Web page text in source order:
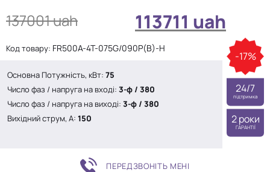
137001uah 113711 uah
Код товару: FR500A-4T-075G/090P(B)-H
Основна Потужність, кВт: 75
Число фаз / напруга на вході: 3-ф / 380
Число фаз / напруга на виході: 3-ф / 380
Вихідний струм, A: 150
ПЕРЕДЗВОНІТЬ МЕНІ
-17%
24/7
підтримка
2 роки
ГАРАНТІЇ